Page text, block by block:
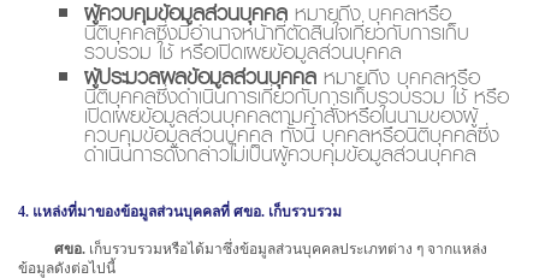
ผู้ควบคุมข้อมูลส่วนบุคคลหมายถึง บุคคลหรือ
นิติบุคคลซึ่งมีอำนาจหน้าที่ตัดสินใจเกี่ยวกับการเก็บ
รวบรวม ใช้ หรือเปิดเผยข้อมูลส่วนบุคคล
ผู้ประมวลผลข้อมูลส่วนบุคคลหมายถึง บุคคลหรือ
นิติบุคคลซึ่งดำเนินการเกี่ยวกับการเก็บรวบรวม ใช้ หรือ
เปิดเผยข้อมูลส่วนบุคคลตามคำสั่งหรือในนามของผู้
ควบคุมข้อมูลส่วนบุคคล ทั้งนี้ บุคคลหรือนิติบุคคลซึ่ง
ดำเนินการดังกล่าวไม่เป็นผู้ควบคุมข้อมูลส่วนบุคคล
4. แหล่งที่มาของข้อมูลส่วนบุคคลที่ ศขอ. เก็บรวบรวม
ศขอ. เก็บรวบรวมหรือได้มาซึ่งข้อมูลส่วนบุคคลประเภทต่าง ๆ จากแหล่ง
ข้อมูลดังต่อไปนี้